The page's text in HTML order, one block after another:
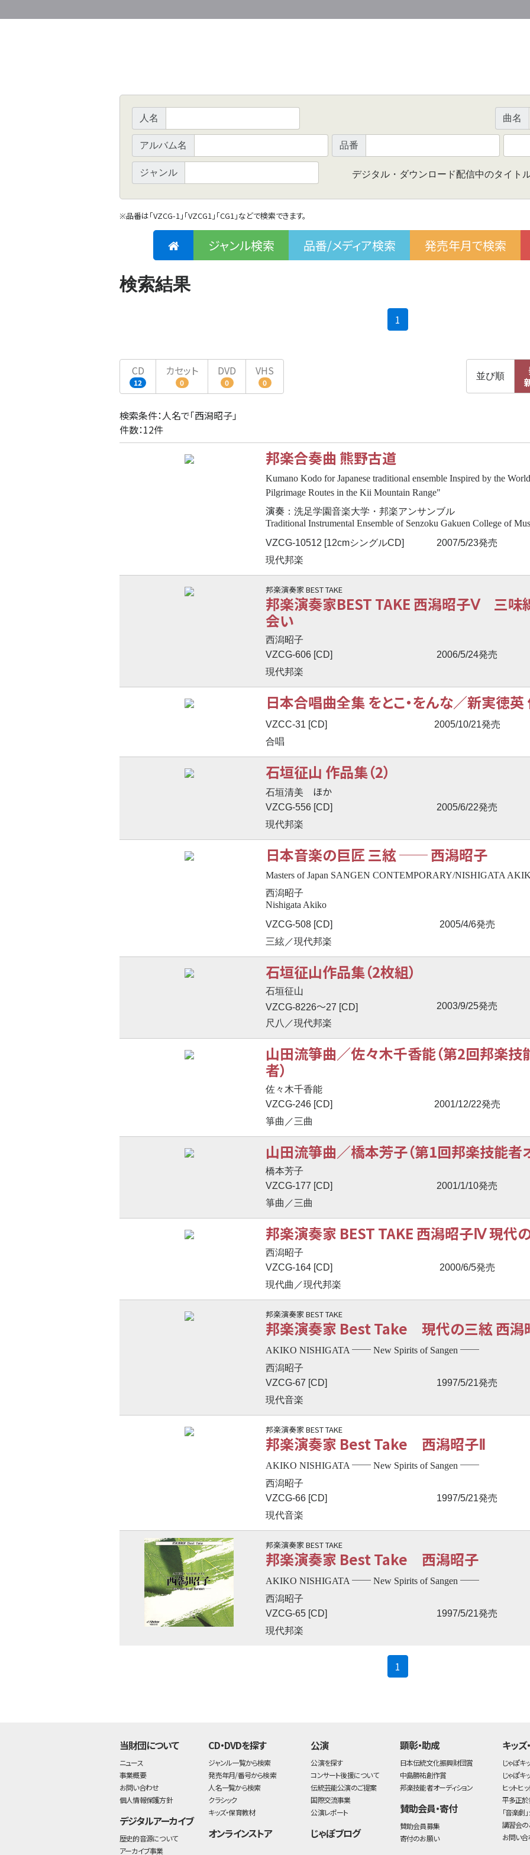
人名 曲名
アルバム名 品番
ジャンル デジタル・ダウンロード配信中のタイト
※品番は「VZCG-1」「VZCG1」「CG1」などで検索できます。
ジャンル検索 品番/メディア検索 発売年月で検索
検索結果
1
CD
12
カセット
0
DVD
0
VHS
0
並び順
検索条件：人名で「西潟昭子」
件数：12件
邦楽合奏曲 熊野古道
Kumano Kodo for Japanese traditional ensemble Inspired by the
Pilgrimage Routes in the Kii Mountain Range"
演奏 ：洗足学園音楽大学・邦楽アンサンブル
Traditional Instrumental Ensemble of Senzoku Gakuen College of
VZCG-10512 [12cmシングルCD]
2007/5/23発売
現代邦楽
邦楽演奏家 BEST TAKE
邦楽演奏家BEST TAKE 西潟昭子Ⅴ 三味
会い
西潟昭子
VZCG-606 [CD]
2006/5/24発売
現代邦楽
日本合唱曲全集 をとこ・をんな／新実徳
VZCC-31 [CD]
2005/10/21発売
合唱
石垣征山 作品集（2）
石垣清美 ほか
VZCG-556 [CD]
2005/6/22発売
現代邦楽
日本音楽の巨匠 三絃──西潟昭子
Masters of Japan SANGEN CONTEMPORARY/NISHIGATA
西潟昭子
Nishigata Akiko
VZCG-508 [CD]
2005/4/6発売
三絃／現代邦楽
石垣征山作品集（2枚組）
石垣征山
VZCG-8226〜27 [CD]
2003/9/25発売
尺八／現代邦楽
山田流箏曲／佐々木千香能（第2回邦楽技
者）
佐々木千香能
VZCG-246 [CD]
2001/12/22発売
箏曲／三曲
山田流箏曲／橋本芳子（第1回邦楽技能者
橋本芳子
VZCG-177 [CD]
2001/1/10発売
箏曲／三曲
邦楽演奏家 BEST TAKE 西潟昭子Ⅳ 現代
西潟昭子
VZCG-164 [CD]
2000/6/5発売
現代曲／現代邦楽
邦楽演奏家 BEST TAKE
邦楽演奏家 Best Take 現代の三絃 西潟
AKIKO NISHIGATA ── New Spirits of Sangen ──
西潟昭子
VZCG-67 [CD]
1997/5/21発売
現代音楽
邦楽演奏家 BEST TAKE
邦楽演奏家 Best Take 西潟昭子Ⅱ
AKIKO NISHIGATA ── New Spirits of Sangen ──
西潟昭子
VZCG-66 [CD]
1997/5/21発売
現代音楽
邦楽演奏家 BEST TAKE
邦楽演奏家 Best Take 西潟昭子
AKIKO NISHIGATA ── New Spirits of Sangen ──
西潟昭子
VZCG-65 [CD]
1997/5/21発売
現代邦楽
1
当財団について
ニュース
事業概要
お問い合わせ
個人情報保護方針
デジタルアーカイブ
歴史的音源について
アーカイブ事業
CD・DVDを探す
ジャンル一覧から検索
発売年月/番号から検索
人名一覧から検索
クラシック
キッズ・保育教材
オンラインストア
公演
公演を探す
コンサート後援について
伝統芸能公演のご提案
国際交流事業
公演レポート
じゃぽブログ
顕彰・助成
日本伝統文化振興財団賞
中島勝祐創作賞
邦楽技能者オーディション
賛助会員・寄付
賛助会員募集
寄付のお願い
キッズ
じゃぽキ
じゃぽキ
ヒットヒ
平多正
「音楽劇
講習会
お問い合